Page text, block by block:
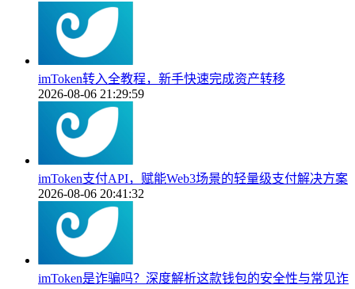
imToken转入全教程，新手快速完成资产转移
2026-08-06 21:29:59
imToken支付API，赋能Web3场景的轻量级支付解决方案
2026-08-06 20:41:32
imToken是诈骗吗？深度解析这款钱包的安全性与常见诈